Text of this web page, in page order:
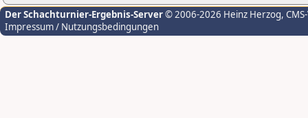
Der Schachturnier-Ergebnis-Server© 2006-2026 Heinz Herzog,
Impressum / Nutzungsbedingungen